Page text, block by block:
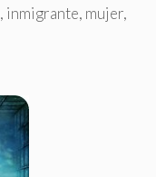
, inmigrante, mujer,